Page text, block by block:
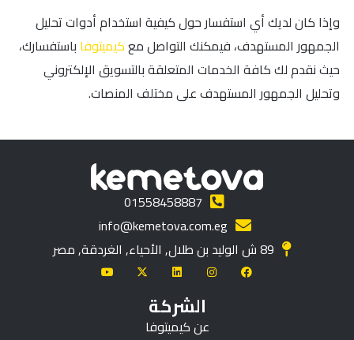
وإذا كان لديك أي استفسار حول كيفية استخدام أدوات تحليل
الجمهور المستهدف، فيمكنك التواصل معكيميتوفا باستفسارك،
حيث نقدم لك كافة الخدمات المتعلقة بالتسويق الإلكتروني
وتحليل الجمهور المستهدف على مختلف المنصات.
01558458887
info@kemetova.com.eg
89 ش الوليد بن طلال, الأحياء, الغردقة, مصر
الشركة
عن كيميتوفا